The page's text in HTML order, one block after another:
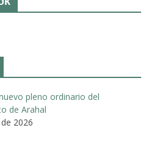
pleno ordinario del
de Arahal
2026